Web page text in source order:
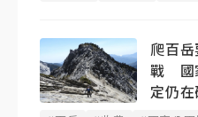
爬百
戰 國
定仍